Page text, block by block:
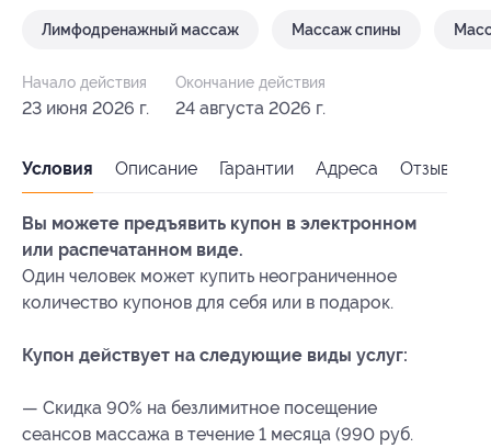
Лимфодренажный массаж Массаж спины
Начало действия
23 июня 2026 г.
Окончание действия
24 августа 2026 г.
Условия Описание Гарантии Адреса Отзывы
Вы можете предъявить купон в электронном
или распечатанном виде.
Один человек может купить неограниченное
количество купонов для себя или в подарок.
Купон действует на следующие виды услуг:
— Скидка 90% на безлимитное посещение
сеансов массажа в течение 1 месяца (990 руб.